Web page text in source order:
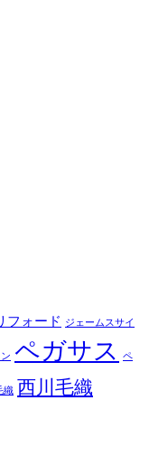
フォード ジェームスサイ
ペガサス ペ
織 西川毛織